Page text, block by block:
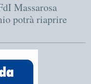
Massarosa
potrà riaprire